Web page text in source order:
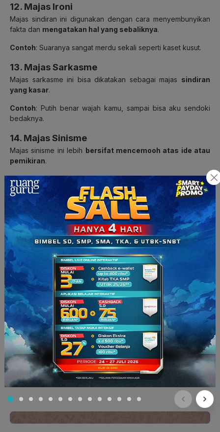
12. Majas Ironi
Majas sindiran ini digunakan dengan cara menyembunyikan
fakta dan mengatakan hal yang sebaliknya.
Contoh: Suaranya sangat merdu sekali seperti kaset kusut.
13. Majas Sarkasme
Majas sarkasme ini bisa dikatakan sebagai majas sindiran
yang kasar.
Contoh: Putih benar wajah kamu, sampai bisa aku sendoki
bedaknya.
14. Majas Sinisme
Majas sinisme ini lebih bersifat mencemooh atas ide atau
pemikiran.
Contoh: Kamu sudah pintar ‘kan? Kenapa masih bertanya
kepada aku?
15. Majas Satire
Majas satire adalah gaya bahasa yang mengandung
penolakan, kritik, atau sindiranterhadap suatu gagasan,
kebiasaan, atau ideologi. Namun, penyampaiannya
dengan komedi
atau sebagai bahan candaan.
Contoh
: Ya Tuhan, soal semudah ini saja kamu tidak bisa
menyelesaikannya?
16. Majas Innuendo
Majas innuendo digunakan untuk menyindir seseorang
dengan cara mengecilkan fakta yang ada.
Contoh : Tak perlu takut, disuntik rasanya hanya seperti
digigit semut kecil.
Baca Juga:Macam-Macam Majas Sindiran beserta Ciri
dan Contohnya